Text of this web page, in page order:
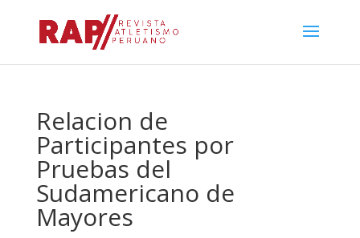
Relacion de
Participantes por
Pruebas del
Sudamericano de
Mayores